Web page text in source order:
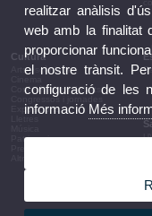
Cultura
Arts escèniques
Conferències i debats
Congressos i jornades
Exposicions
Patrimoni
realitzar anàlisis
web amb la finalitat
proporcionar
el nostre trànsit.
configuració de les
informació Més